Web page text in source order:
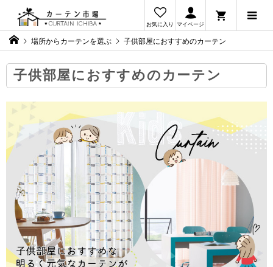
お気に入り マイページ
場所からカーテンを選ぶ 子供部屋におすすめのカーテン
子供部屋におすすめのカーテン